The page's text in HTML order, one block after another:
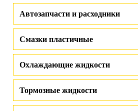
Автозапчасти и расходники
Смазки пластичные
Охлаждающие жидкости
Тормозные жидкости